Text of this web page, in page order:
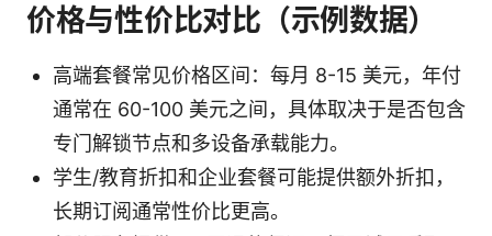
价格与性价比对比（示例数据）
高端套餐常见价格区间：每月 8-15 美元，年付
通常在 60-100 美元之间，具体取决于是否包含
专门解锁节点和多设备承载能力。
学生/教育折扣和企业套餐可能提供额外折扣，
长期订阅通常性价比更高。